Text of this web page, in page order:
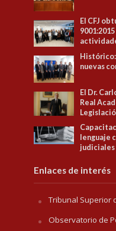
El CFJ
nuevas
El Dr.
Real
lenguaje
Enlaces de interés
Tribunal Superior
Observatorio de